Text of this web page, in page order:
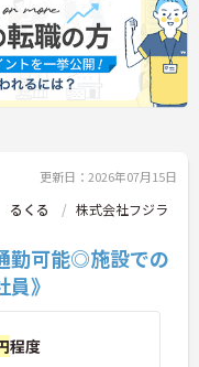
更新日：2026年07月15日
るくる
株式会社フジラ
勤可能◎施設での
》
程度